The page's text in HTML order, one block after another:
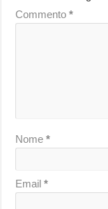
Commento*
Nome*
Email*